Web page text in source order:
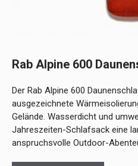
Rab Alpine 600
Der Rab Alpine 600
ausgezeichnete
Gelände. Wasserdicht und
Jahreszeiten-Schlafsack eine
anspruchsvolle Outdoor-